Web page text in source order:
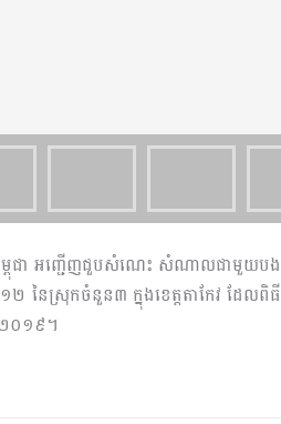
កម្ពុជា អញ្ជើញជួបសំណេះ សំណាលជាមួយបង
ៃស្រុកចំនួន៣ ក្នុងខេត្តតាកែវ ដែលពិធី
២០១៩។